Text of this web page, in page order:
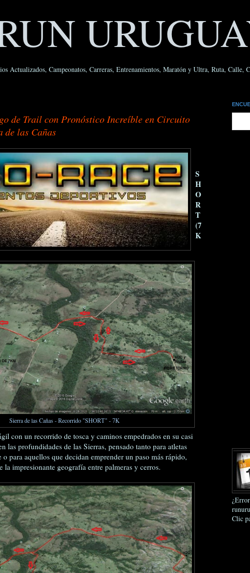
Actualizados, Campeonatos, Carreras, Entrenamientos, Maratón y Ultra, Ruta, Calle,
de Trail con Pronóstico Increíble en Circuito
de las Cañas
Sierra de las Cañas - Recorrido "SHORT" - 7K
S
H
O
R
T
(7
K
con un recorrido de tosca y caminos empedrados en su casi
las profundidades de las Sierras, pensado tanto para atletas
para aquellos que decidan emprender un paso más rápido,
la impresionante geografía entre palmeras y cerros.
Clic